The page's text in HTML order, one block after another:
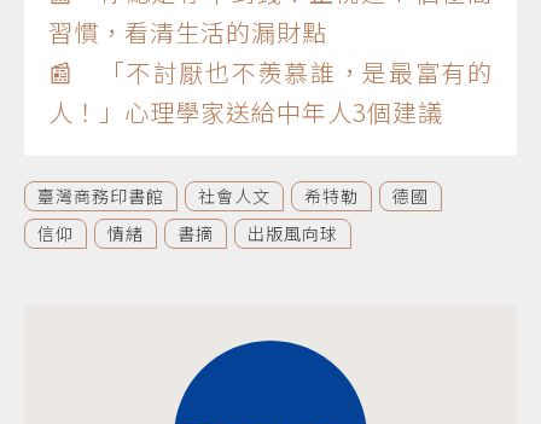
習慣，看清生活的漏財點
📰 「不討厭也不羨慕誰，是最富有的
人！」心理學家送給中年人3個建議
臺灣商務印書館 社會人文 希特勒
德國
信仰
情緒 書摘 出版風向球